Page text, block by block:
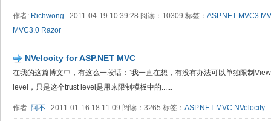
作者: Richwong 2011-04-19 10:39:28 阅读：10309 标签： ASP.NET MVC3
MVC3.0 Razor
NVelocity for ASP.NET MVC
在我的这篇博文中，有这么一段话：“我一直在想，有没有办法可以单独限制
level，只是这个trust level是用来限制模板中的......
作者: 阿不 2011-01-16 18:11:09 阅读：3265 标签： ASP.NET MVC NVelocity